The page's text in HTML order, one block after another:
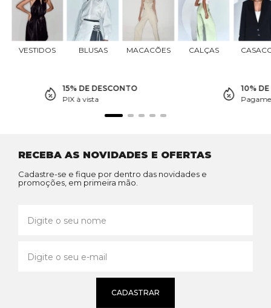
VESTIDOS BLUSAS MACACÕES CALÇAS
15% DE DESCONTO
PIX à vista
10%
RECEBA AS NOVIDADES E OFERTAS
Cadastre-se e fique por dentro das novidades e
promoções, em primeira mão.
CADASTRAR